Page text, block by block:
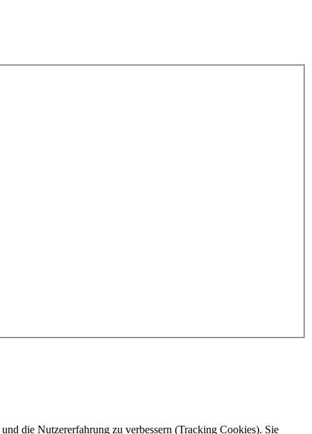
die Nutzererfahrung zu verbessern (Tracking Cookies). Sie